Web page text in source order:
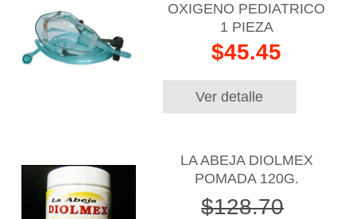
OXIGENO PEDIATRICO
1 PIEZA
$45.45
Ver detalle
LA ABEJA DIOLMEX
POMADA 120G.
$128.70